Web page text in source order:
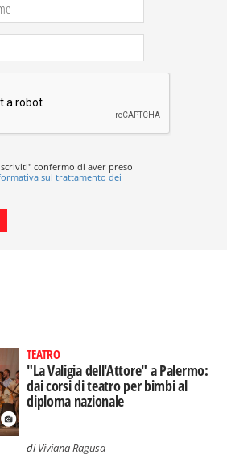
confermo di aver preso
sul trattamento dei
TEATRO
"La Valigia dell'Attore" a Palermo:
dai corsi di teatro per bimbi al
diploma nazionale
diViviana Ragusa